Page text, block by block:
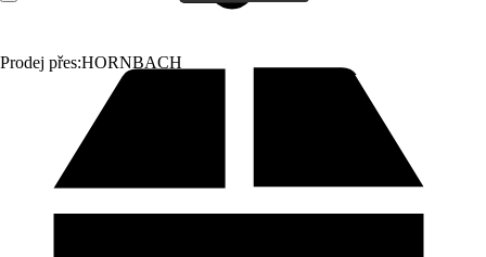
Prodej přes:HORNBACH